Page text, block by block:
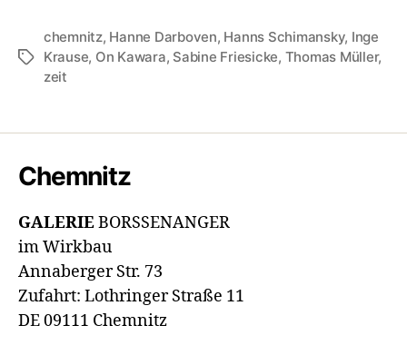
Schlagwörter
chemnitz, Hanne Darboven, Hanns Schimansky, Inge
Krause, On Kawara, Sabine Friesicke, Thomas Müller,
zeit
Chemnitz
GALERIEBORSSENANGER
im Wirkbau
Annaberger Str. 73
Zufahrt: Lothringer Straße 11
DE 09111 Chemnitz